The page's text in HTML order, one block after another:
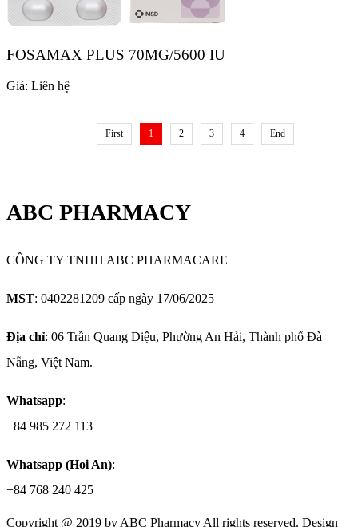
FOSAMAX PLUS 70MG/5600 IU
Giá: Liên hệ
First 1 2 3 4 End
ABC PHARMACY
CÔNG TY TNHH ABC PHARMACARE
MST: 0402281209 cấp ngày 17/06/2025
Địa chỉ: 06 Trần Quang Diệu, Phường An Hải, Thành phố Đà
Nẵng, Việt Nam.
Whatsapp:
+84 985 272 113
Whatsapp (Hoi An):
+84 768 240 425
Copyright @ 2019 by ABC Pharmacy All rights reserved. Design